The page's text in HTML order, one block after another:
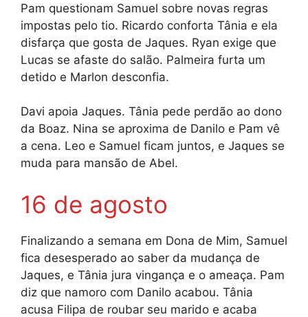
Pam questionam Samuel sobre novas regras
impostas pelo tio. Ricardo conforta Tânia e ela
disfarça que gosta de Jaques. Ryan exige que
Lucas se afaste do salão. Palmeira furta um
detido e Marlon desconfia.
Davi apoia Jaques. Tânia pede perdão ao dono
da Boaz. Nina se aproxima de Danilo e Pam vê
a cena. Leo e Samuel ficam juntos, e Jaques se
muda para mansão de Abel.
16 de agosto
Finalizando a semana em Dona de Mim, Samuel
fica desesperado ao saber da mudança de
Jaques, e Tânia jura vingança e o ameaça. Pam
diz que namoro com Danilo acabou. Tânia
acusa Filipa de roubar seu marido e acaba